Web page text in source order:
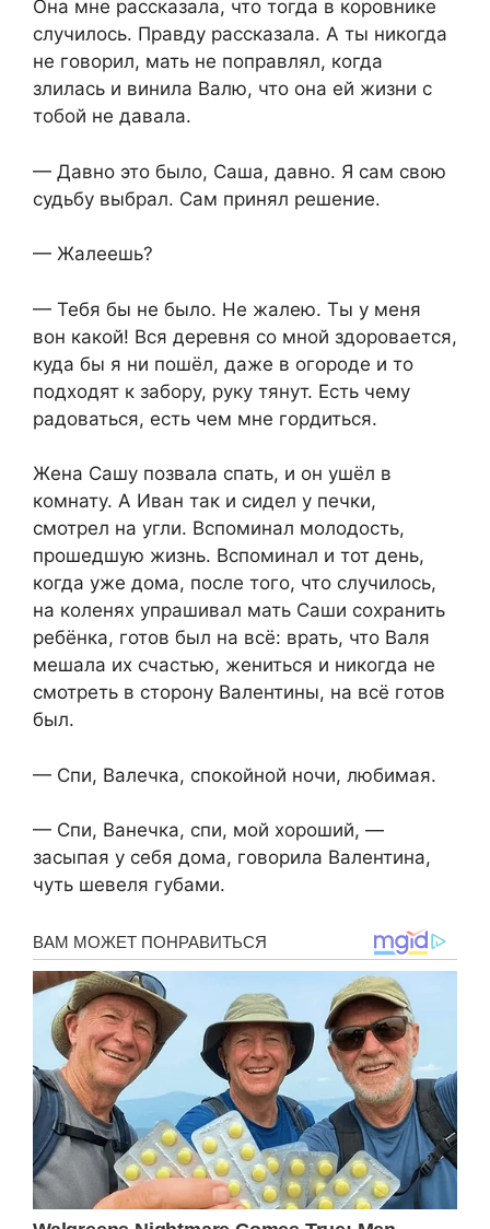
Она мне рассказала, что тогда в коровнике
случилось. Правду рассказала. А ты никогда
не говорил, мать не поправлял, когда
злилась и винила Валю, что она ей жизни с
тобой не давала.
— Давно это было, Саша, давно. Я сам свою
судьбу выбрал. Сам принял решение.
— Жалеешь?
— Тебя бы не было. Не жалею. Ты у меня
вон какой! Вся деревня со мной здоровается,
куда бы я ни пошёл, даже в огороде и то
подходят к забору, руку тянут. Есть чему
радоваться, есть чем мне гордиться.
Жена Сашу позвала спать, и он ушёл в
комнату. А Иван так и сидел у печки,
смотрел на угли. Вспоминал молодость,
прошедшую жизнь. Вспоминал и тот день,
когда уже дома, после того, что случилось,
на коленях упрашивал мать Саши сохранить
ребёнка, готов был на всё: врать, что Валя
мешала их счастью, жениться и никогда не
смотреть в сторону Валентины, на всё готов
был.
— Спи, Валечка, спокойной ночи, любимая.
— Спи, Ванечка, спи, мой хороший, —
засыпая у себя дома, говорила Валентина,
чуть шевеля губами.